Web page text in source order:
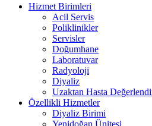
Hizmet Birimleri
Acil Servis
Poliklinikler
Servisler
Doğumhane
Laboratuvar
Radyoloji
Diyaliz
Uzaktan Hasta
Özellikli Hizmetler
Diyaliz Birimi
Yenidoğan Ünitesi